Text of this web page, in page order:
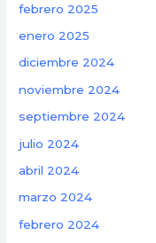
febrero 2025
enero 2025
diciembre 2024
noviembre 2024
septiembre 2024
julio 2024
abril 2024
marzo 2024
febrero 2024